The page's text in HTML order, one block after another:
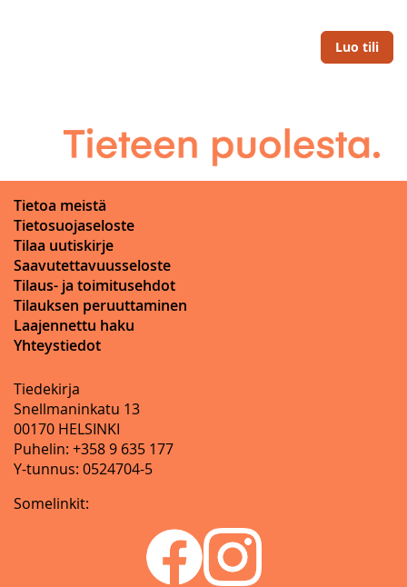
Luo tili
Tietoa meistä
Tietosuojaseloste
Tilaa uutiskirje
Saavutettavuusseloste
Tilaus- ja toimitusehdot
Tilauksen peruuttaminen
Laajennettu haku
Yhteystiedot
Tiedekirja
Snellmaninkatu 13
00170 HELSINKI
Puhelin: +358 9 635 177
Y-tunnus: 0524704-5
Somelinkit: